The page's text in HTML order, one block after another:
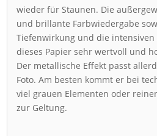
wieder für Staunen. Die
und brillante Farbwiedergabe
Tiefenwirkung und die intensiven
dieses Papier sehr wertvoll und
Der metallische Effekt passt
Foto. Am besten kommt er bei
viel grauen Elementen oder
zur Geltung.